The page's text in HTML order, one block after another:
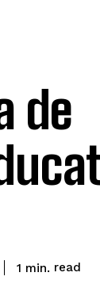
de
1 min. read